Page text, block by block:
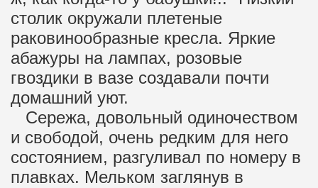
столик окружали плетеные
раковинообразные кресла. Яркие
абажуры на лампах, розовые
гвоздики в вазе создавали почти
домашний уют.
Сережа, довольный одиночеством
и свободой, очень редким для него
состоянием, разгуливал по номеру в
плавках. Мельком заглянув в